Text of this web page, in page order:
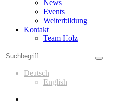
News
Events
Weiterbildung
Kontakt
Team Holz
Deutsch
English